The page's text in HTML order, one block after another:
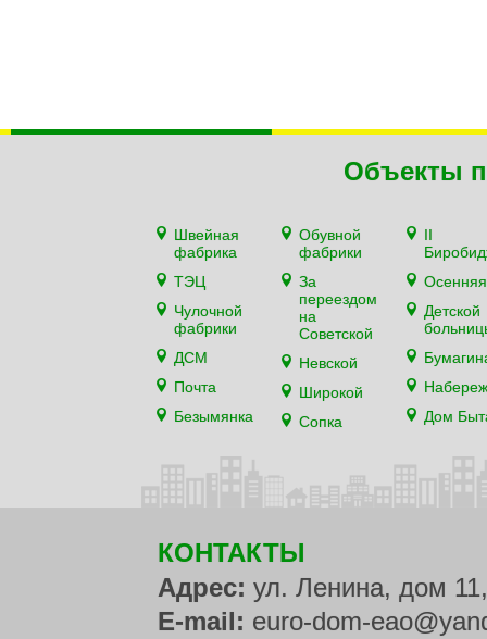
Объекты
Швейная
фабрика
ТЭЦ
Чулочной
фабрики
ДСМ
Почта
Безымянка
Обувной
фабрики
За
переездом
на
Советской
Невской
Широкой
Сопка
II
Осенняя
Детской
Дом
КОНТАКТЫ
Адрес: ул. Ленина, дом
E-mail: euro-dom-